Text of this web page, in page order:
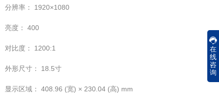
分辨率： 1920×1080
亮度： 400
对比度： 1200:1
外形尺寸： 18.5寸
显示区域： 408.96 (宽) × 230.04 (高) mm
在
线
咨
询